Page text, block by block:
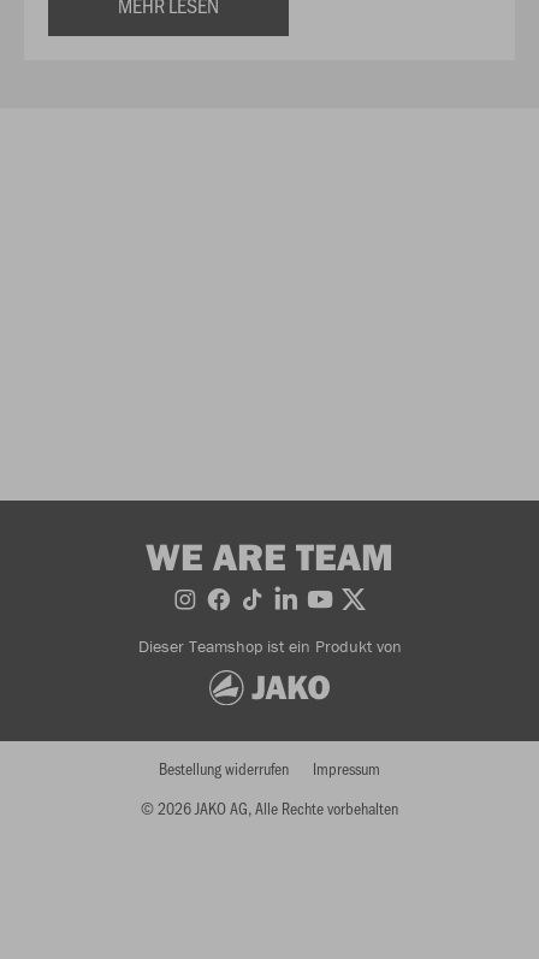
WE ARE TEAM
Dieser Teamshop ist ein Produkt von
© 2026 JAKO AG, Alle Rechte vorbehalten
Bestellung widerrufen Impressum